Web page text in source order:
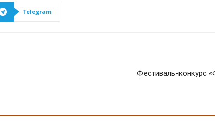
Telegram
Фестиваль-конкурс